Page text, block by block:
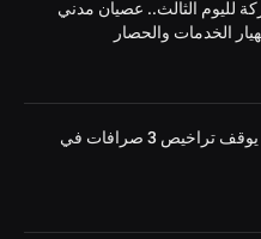
لليوم الثالث.. عصيان مدني
الخدمات والحصار
البنك المركزي يوقف تراخيص 3 صرافات في